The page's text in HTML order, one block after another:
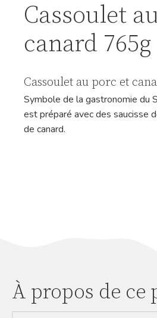
Cassoulet
canard 765g
Cassoulet au porc et
Symbole de la gastronomie du
est préparé avec des saucisse
de canard.
À propos de ce